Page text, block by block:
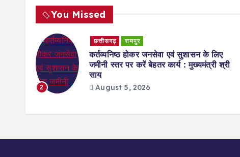
You Missed
2
छत्तीसगढ़ रायपुर
कर्तव्यनिष्ठ होकर जनसेवा एवं सुशासन के लिए
जमीनी स्तर पर करें बेहतर कार्य : मुख्यमंत्री श्री
साय
August 5, 2026